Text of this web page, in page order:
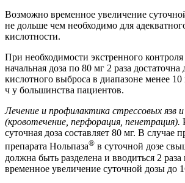
Возможно временное увеличение
не дольше чем необходимо для
кислотности.
При необходимости экстренного
начальная доза по 80 мг 2 раза
кислотного выброса в диапазоне менее
ч у большинства пациентов.
Лечение и профилактика стрессовых язв
(кровотечение, перфорация, пенетрация).
суточная доза составляет 80 мг. В случае
препарата Нольпаза® в суточной дозе
должна быть разделена и вводиться 2
временное увеличение суточной дозы до